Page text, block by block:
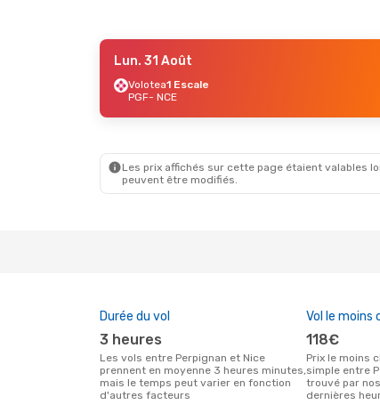
- Jeu. 3 Sept.
Lun. 31 Août
Volotea1 Escale
PGF- NCE
Les prix affichés sur cette page étaient valables
peuvent être modifiés.
Durée du vol
3 heures
Les vols entre Perpignan et Nice
prennent en moyenne 3 heures minutes,
mais le temps peut varier en fonction
d'autres facteurs
Vol le moins
118€
Prix le moins cher pour un vol aller
simple entre
trouvé par
dernières